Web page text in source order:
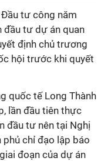
tư công năm
đầu tư dự án quan
định chủ trương
hội trước khi quyết
quốc tế Long Thành
lần đầu tiên thực
đầu tư nên tại Nghị
phủ chỉ đạo lập báo
đoạn của dự án